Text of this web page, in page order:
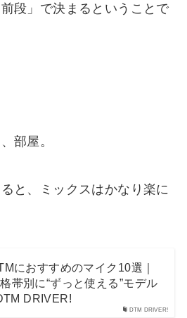
前段」で決まるということで
部屋。
と、ミックスはかなり楽に
DTM DRIVER!
におすすめのマイク10選｜
帯別に“ずっと使える”モデル
DRIVER!